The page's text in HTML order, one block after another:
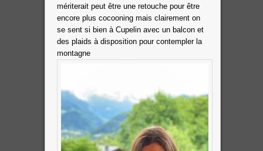
mériterait peut être une retouche pour être
encore plus cocooning mais clairement on
se sent si bien à Cupelin avec un balcon et
des plaids à disposition pour contempler la
montagne